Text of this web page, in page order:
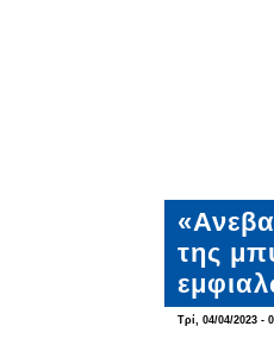
της
Τρί, 04/04/2023 -